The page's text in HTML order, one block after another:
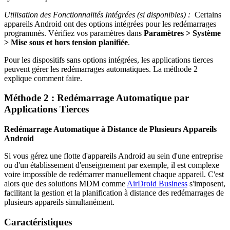
Utilisation des Fonctionnalités Intégrées (si disponibles) : Certains
appareils Android ont des options intégrées pour les redémarrages
programmés. Vérifiez vos paramètres dans Paramètres > Système
> Mise sous et hors tension planifiée.
Pour les dispositifs sans options intégrées, les applications tierces
peuvent gérer les redémarrages automatiques. La méthode 2
explique comment faire.
Méthode 2 : Redémarrage Automatique par
Applications Tierces
Redémarrage Automatique à Distance de Plusieurs Appareils
Android
Si vous gérez une flotte d'appareils Android au sein d'une entreprise
ou d'un établissement d'enseignement par exemple, il est complexe
voire impossible de redémarrer manuellement chaque appareil. C'est
alors que des solutions MDM comme AirDroid Business s'imposent,
facilitant la gestion et la planification à distance des redémarrages de
plusieurs appareils simultanément.
Caractéristiques